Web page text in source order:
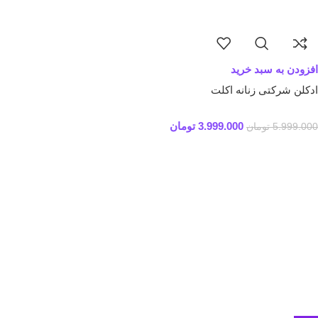
افزودن به سبد خرید
ادکلن شرکتی زنانه اکلت
5.999.000 تومان 3.999.000 تومان